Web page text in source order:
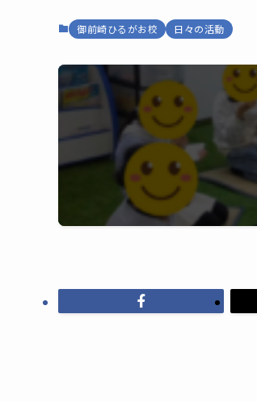
御前崎ひるがお校 日々の活動